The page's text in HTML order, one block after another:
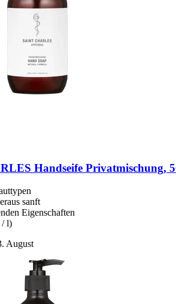
Handseife Privatmischung,
sanft
Eigenschaften
/ l)
August